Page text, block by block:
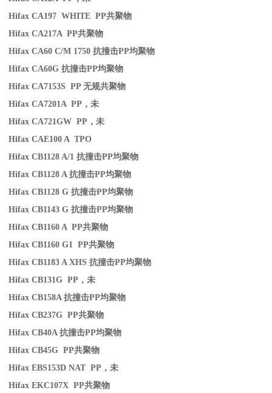
Hifax CA197 WHITE PP共聚物
Hifax CA217A PP共聚物
Hifax CA60 C/M 1750抗撞击PP均聚物
Hifax CA60G抗撞击PP均聚物
Hifax CA7153S PP无规共聚物
Hifax CA7201A PP ，未
Hifax CA721GW PP ，未
Hifax CAE100 A TPO
Hifax CB1128 A/1抗撞击PP均聚物
Hifax CB1128 A抗撞击PP均聚物
Hifax CB1128 G抗撞击PP均聚物
Hifax CB1143 G抗撞击PP均聚物
Hifax CB1160 A PP共聚物
Hifax CB1160 G1 PP共聚物
Hifax CB1183 A XHS抗撞击PP均聚物
Hifax CB131G PP ，未
Hifax CB158A抗撞击PP均聚物
Hifax CB237G PP共聚物
Hifax CB40A抗撞击PP均聚物
Hifax CB45G PP共聚物
Hifax EBS153D NAT PP ，未
Hifax EKC107X PP共聚物